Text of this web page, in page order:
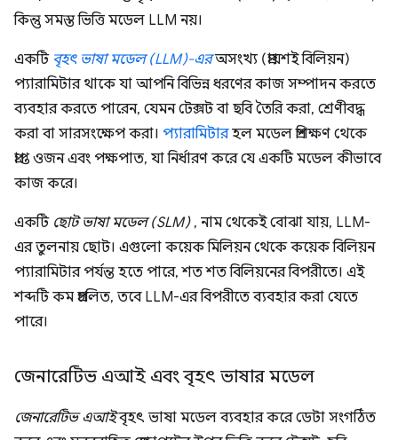
কিন্তু সমস্ত ভিত্তি মডেল LLM নয়।
একটি বৃহৎ ভাষা মডেল (LLM)-এরঅসংখ্য (প্রায়শই বিলিয়ন)
প্যারামিটার থাকে যা আপনি বিভিন্ন ধরণের কাজ সম্পাদন করতে
ব্যবহার করতে পারেন, যেমন টেক্সট বা ছবি তৈরি করা, শ্রেণীবদ্ধ
করা বা সারসংক্ষেপ করা। প্যারামিটারহল মডেল প্রশিক্ষণ থেকে
প্রাপ্ত ওজন এবং পক্ষপাত, যা নির্ধারণ করে যে একটি মডেল কীভাবে
কাজ করে।
একটি ছোট ভাষা মডেল (SLM), নাম থেকেই বোঝা যায়, LLM-
এর তুলনায় ছোট। এগুলো কয়েক মিলিয়ন থেকে কয়েক বিলিয়ন
প্যারামিটার পর্যন্ত হতে পারে, শত শত বিলিয়নের বিপরীতে। এই
শব্দটি কম প্রচলিত, তবে LLM-এর বিপরীতে ব্যবহার করা যেতে
পারে।
জেনারেটিভ এআই এবং বৃহৎ ভাষার মডেল
জেনারেটিভ এআইবৃহৎ ভাষা মডেল ব্যবহার করে ডেটা সংগঠিত